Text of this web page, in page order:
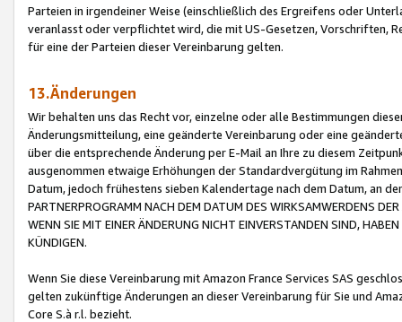
Parteien in irgendeiner Weise (einschließlich des Ergreifens oder
veranlasst oder verpflichtet wird, die mit US-Gesetzen, Vorschriften,
für eine der Parteien dieser Vereinbarung gelten.
13.Änderungen
Wir behalten uns das Recht vor, einzelne oder alle Bestimmungen
Änderungsmitteilung, eine geänderte Vereinbarung oder eine
über die entsprechende Änderung per E-Mail an Ihre zu diesem
ausgenommen etwaige Erhöhungen der Standardvergütung im
Datum, jedoch frühestens sieben Kalendertage nach dem Datum, an
PARTNERPROGRAMM NACH DEM DATUM DES WIRKSAMWERDENS
WENN SIE MIT EINER ÄNDERUNG NICHT EINVERSTANDEN SIND,
KÜNDIGEN.
Wenn Sie diese Vereinbarung mit Amazon France Services SAS
gelten zukünftige Änderungen an dieser Vereinbarung für Sie und
Core S.à r.l. bezieht.